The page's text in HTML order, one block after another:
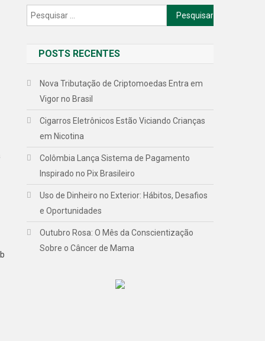
Pesquisar
por:
POSTS RECENTES
Nova Tributação de Criptomoedas Entra em
Vigor no Brasil
Cigarros Eletrônicos Estão Viciando Crianças
em Nicotina
Colômbia Lança Sistema de Pagamento
Inspirado no Pix Brasileiro
Uso de Dinheiro no Exterior: Hábitos, Desafios
e Oportunidades
Outubro Rosa: O Mês da Conscientização
Sobre o Câncer de Mama